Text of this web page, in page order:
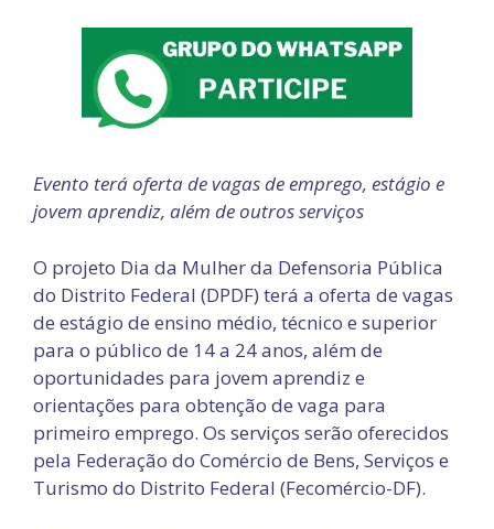
Evento terá oferta de vagas de emprego, estágio e
jovem aprendiz, além de outros serviços
O projeto Dia da Mulher da Defensoria Pública
do Distrito Federal (DPDF) terá a oferta de vagas
de estágio de ensino médio, técnico e superior
para o público de 14 a 24 anos, além de
oportunidades para jovem aprendiz e
orientações para obtenção de vaga para
primeiro emprego. Os serviços serão oferecidos
pela Federação do Comércio de Bens, Serviços e
Turismo do Distrito Federal (Fecomércio-DF).